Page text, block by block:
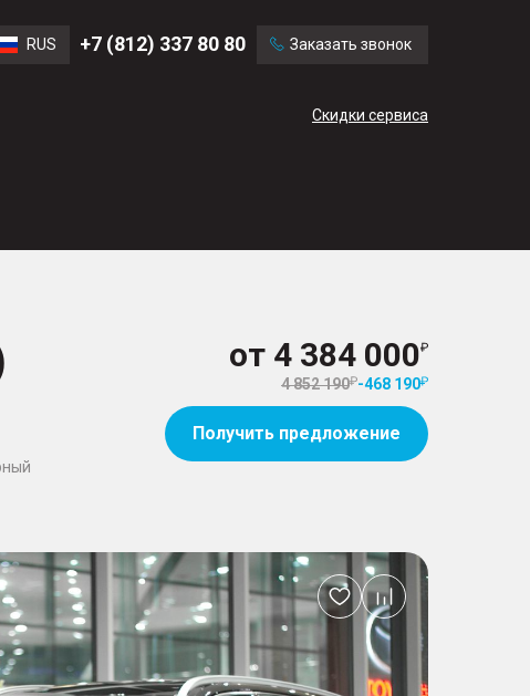
RUS +7 (812) 337 80 80 Заказать звонок
Скидки сервиса
от 4 384 000
4 852 190 -468 190
Получить предложение
Добавить
в
избранное